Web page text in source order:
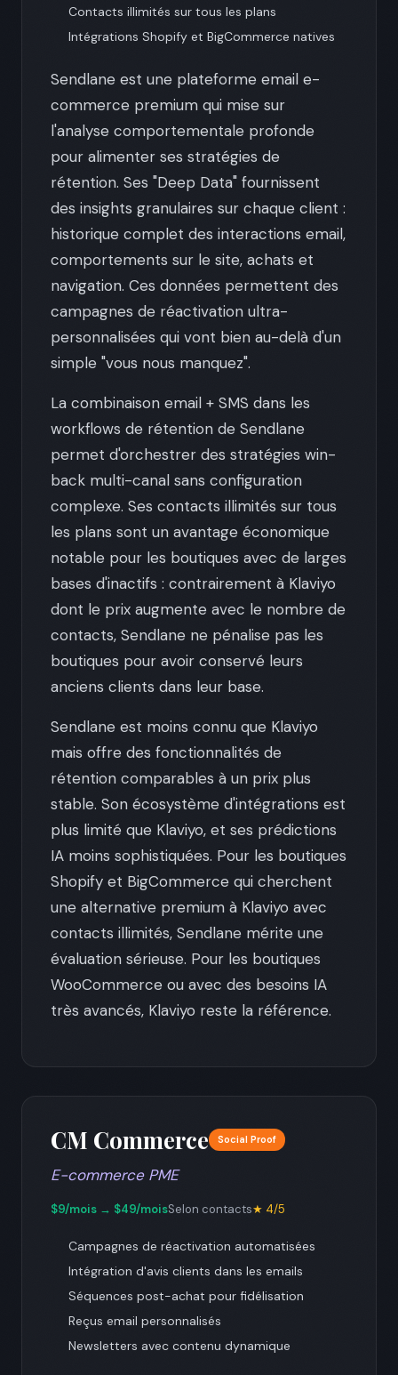
Contacts illimités sur tous les plans
Intégrations Shopify et BigCommerce natives
Sendlane est une plateforme email e-
commerce premium qui mise sur
l'analyse comportementale profonde
pour alimenter ses stratégies de
rétention. Ses "Deep Data" fournissent
des insights granulaires sur chaque client :
historique complet des interactions email,
comportements sur le site, achats et
navigation. Ces données permettent des
campagnes de réactivation ultra-
personnalisées qui vont bien au-delà d'un
simple "vous nous manquez".
La combinaison email + SMS dans les
workflows de rétention de Sendlane
permet d'orchestrer des stratégies win-
back multi-canal sans configuration
complexe. Ses contacts illimités sur tous
les plans sont un avantage économique
notable pour les boutiques avec de larges
bases d'inactifs : contrairement à Klaviyo
dont le prix augmente avec le nombre de
contacts, Sendlane ne pénalise pas les
boutiques pour avoir conservé leurs
anciens clients dans leur base.
Sendlane est moins connu que Klaviyo
mais offre des fonctionnalités de
rétention comparables à un prix plus
stable. Son écosystème d'intégrations est
plus limité que Klaviyo, et ses prédictions
IA moins sophistiquées. Pour les boutiques
Shopify et BigCommerce qui cherchent
une alternative premium à Klaviyo avec
contacts illimités, Sendlane mérite une
évaluation sérieuse. Pour les boutiques
WooCommerce ou avec des besoins IA
très avancés, Klaviyo reste la référence.
CM Commerce Social Proof
E-commerce PME
$9/mois → $49/moisSelon contacts★ 4/5
Campagnes de réactivation automatisées
Intégration d'avis clients dans les emails
Séquences post-achat pour fidélisation
Reçus email personnalisés
Newsletters avec contenu dynamique